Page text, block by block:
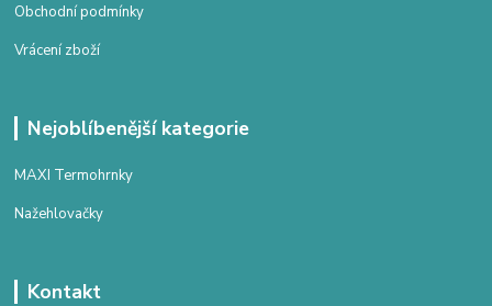
Obchodní podmínky
Vrácení zboží
Nejoblíbenější kategorie
MAXI Termohrnky
Nažehlovačky
Kontakt